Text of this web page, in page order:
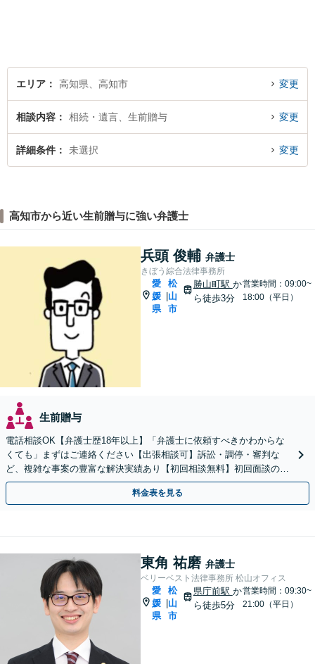
エリア 高知県、高知市 変更
相談内容 相続・遺言、生前贈与 変更
詳細条件 未選択 変更
高知市から近い生前贈与に強い弁護士
兵頭 俊輔 弁護士
きぼう綜合法律事務所
愛
媛
県
松
山
市
勝山町駅 か
ら徒歩3分
営業時間：09:00~
18:00（平日）
生前贈与
電話相談OK【弁護士歴18年以上】「弁護士に依頼すべきかわからな
くても」まずはご連絡ください【出張相談可】訴訟・調停・審判な
ど、複雑な事案の豊富な解決実績あり【初回相談無料】初回面談のみ
で解決できるケースもあります【勝山町駅3分】
料金表を見る
東角 祐磨 弁護士
ベリーベスト法律事務所 松山オフィス
愛
媛
県
松
山
市
県庁前駅 か
ら徒歩5分
営業時間：09:30~
21:00（平日）